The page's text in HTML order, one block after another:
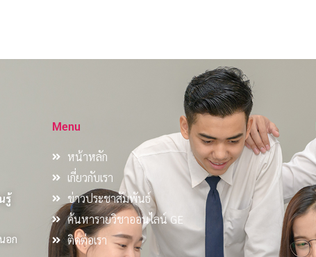
รู้
อก
Menu
หน้าหลัก
เกี่ยวกับเรา
ข่าวประชาสัมพันธ์
ค้นหารายวิชาออนไลน์ GE
ติดต่อเรา